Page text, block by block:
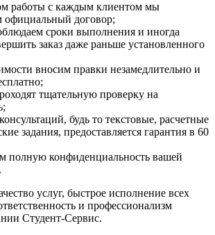
работы с каждым клиентом мы
официальный договор;
сроки выполнения и иногда
заказ даже раньше установленного
вносим правки незамедлительно и
тщательную проверку на
будь то текстовые, расчетные
задания, предоставляется гарантия в 60
полную конфиденциальность вашей
услуг, быстрое исполнение всех
и профессионализм
Студент-Сервис.